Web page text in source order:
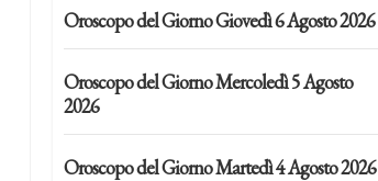
Oroscopo del Giorno Giovedì 6 Agosto 2026
Oroscopo del Giorno Mercoledì 5 Agosto
2026
Oroscopo del Giorno Martedì 4 Agosto 2026